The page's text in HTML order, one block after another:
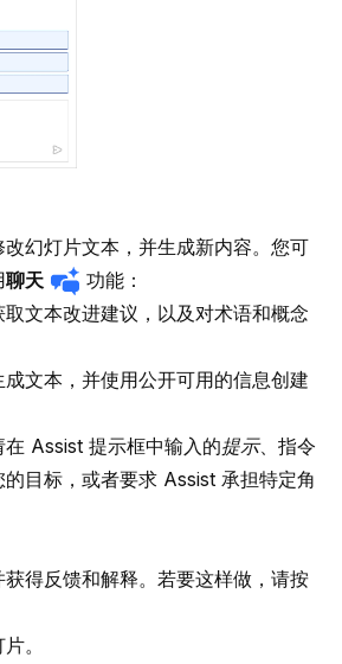
幻灯片文本，并生成新内容。您可
聊天
功能：
取文本改进建议，以及对术语和概念
成文本，并使用公开可用的信息创建
Assist 提示框中输入的提示、指令
目标，或者要求 Assist 承担特定角
得反馈和解释。若要这样做，请按
。